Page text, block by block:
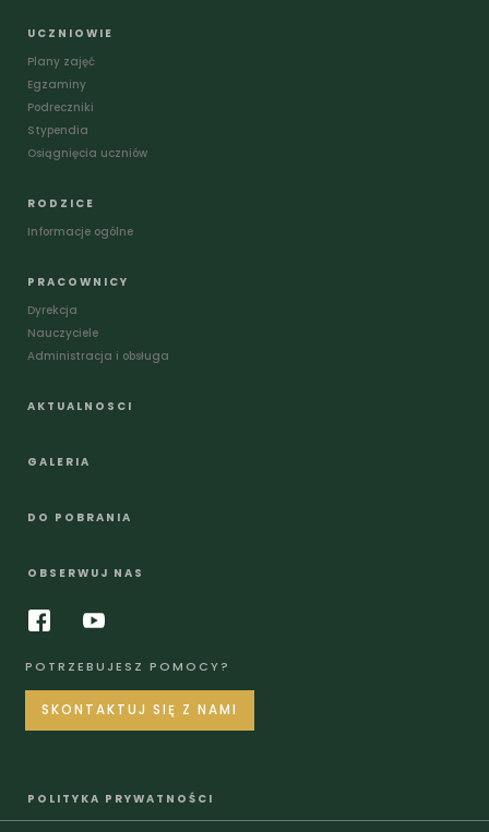
UCZNIOWIE
Plany zajęć
Egzaminy
Podreczniki
Stypendia
Osiągnięcia uczniów
RODZICE
Informacje ogólne
PRACOWNICY
Dyrekcja
Nauczyciele
Administracja i obsługa
AKTUALNOSCI
GALERIA
DO POBRANIA
OBSERWUJ NAS
POTRZEBUJESZ POMOCY?
SKONTAKTUJ SIĘ Z NAMI
POLITYKA PRYWATNOŚCI